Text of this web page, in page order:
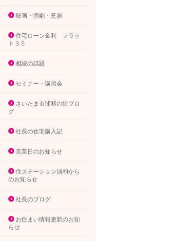
映画・演劇・芝居
住宅ローン金利 フラッ
ト３５
相続の話題
セミナー・講習会
さいたま市浦和の街ブロ
グ
社長の住宅購入記
営業日のお知らせ
住ステーション浦和から
のお知らせ
社長のブログ
お住まい情報更新のお知
らせ